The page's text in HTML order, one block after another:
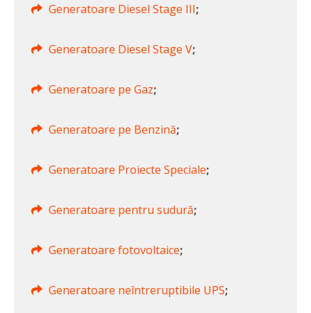
Generatoare Diesel Stage III;
Generatoare Diesel Stage V;
Generatoare pe Gaz;
Generatoare pe Benzină;
Generatoare Proiecte Speciale;
Generatoare pentru sudură;
Generatoare fotovoltaice;
Generatoare neîntreruptibile UPS;